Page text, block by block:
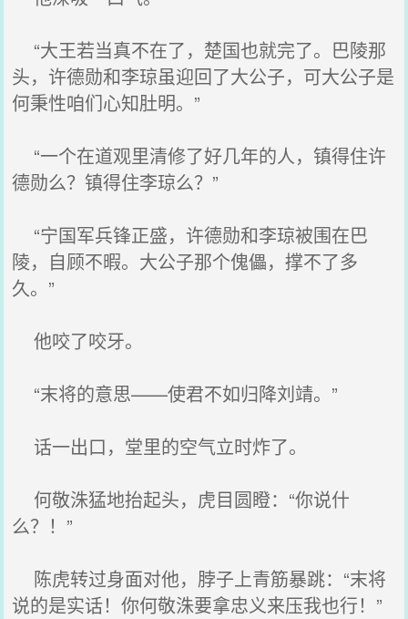
“大王若当真不在了，楚国也就完了。巴陵那
头，许德勋和李琼虽迎回了大公子，可大公子是
何秉性咱们心知肚明。”
“一个在道观里清修了好几年的人，镇得住许
德勋么？镇得住李琼么？”
“宁国军兵锋正盛，许德勋和李琼被围在巴
陵，自顾不暇。大公子那个傀儡，撑不了多
久。”
他咬了咬牙。
“末将的意思——使君不如归降刘靖。”
话一出口，堂里的空气立时炸了。
何敬洙猛地抬起头，虎目圆瞪：“你说什
么？！”
陈虎转过身面对他，脖子上青筋暴跳：“末将
说的是实话！你何敬洙要拿忠义来压我也行！”